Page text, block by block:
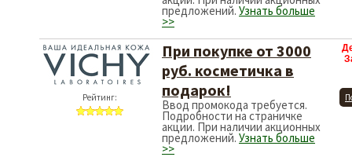
предложений. Узнать больше
>>
Рейтинг:
При покупке от 3000
руб. косметичка в
подарок!
Ввод промокода требуется.
Подробности на страничке
акции. При наличии акционных
предложений. Узнать больше
>>